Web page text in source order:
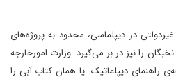
در دیپلماسی، محدود به پروژه‌های
را نیز در بر می‌گیرد. وزارت امورخارجه
ساله کتابچه‌ی راهنمای دیپلماتیک یا همان کتاب آبی را